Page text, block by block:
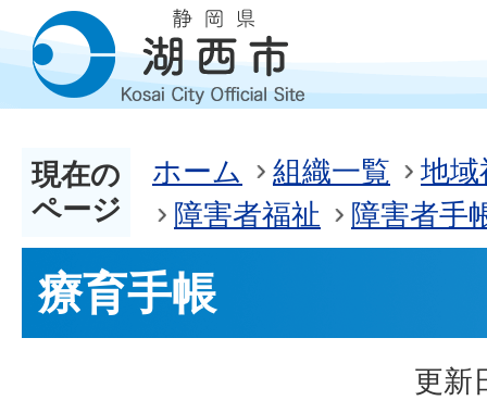
現在の
ページ
ホーム 組織一覧
地域
障害者福祉
障害者手
療育手帳
更新